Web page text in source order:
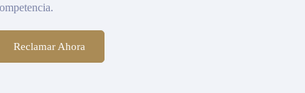
Reclamar Ahora